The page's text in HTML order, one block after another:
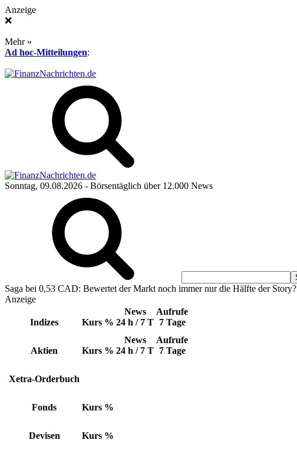
Anzeige
❌
Mehr »
Ad hoc-Mitteilungen:
Sonntag, 09.08.2026 - Börsentäglich über 12.000 News
Saga bei 0,53 CAD: Bewertet der Markt noch immer nur die Hälfte der Story?
Anzeige
Indizes Kurs %
News
24 h / 7 T
Aufrufe
7 Tage
Aktien Kurs %
News
24 h / 7 T
Aufrufe
7 Tage
Xetra-Orderbuch
Fonds Kurs %
Devisen Kurs %